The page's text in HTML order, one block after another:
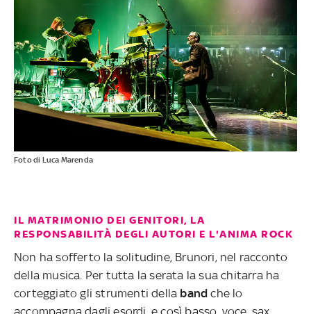
Foto di Luca Marenda
IL MATRIMONIO DEI GENITORI, LA
RESPONSABILITÀ DEGLI AUTORI E L'ANIMA ROCK
Non ha sofferto la solitudine, Brunori, nel racconto
della musica. Per tutta la serata la sua chitarra ha
corteggiato gli strumenti della band che lo
accompagna dagli esordi, e così basso, voce, sax,